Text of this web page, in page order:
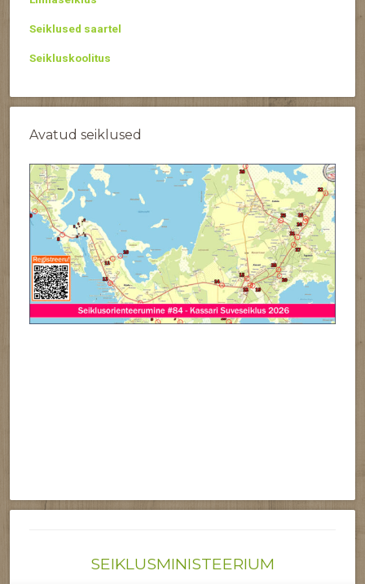
Seiklused saartel
Seikluskoolitus
Avatud seiklused
SEIKLUSMINISTEERIUM